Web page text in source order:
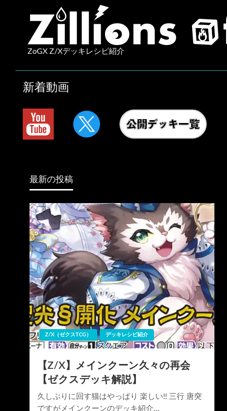
ZoGX Z/Xデッキレシピ紹介
新着動画
最新の投稿
Z/X（ゼクスTCG） デッキレシピ紹介
【Z/X】メインクーン久々の再会
【ゼクスデッキ解説】
久しぶりに回す猫はやっぱり 楽しい!! 三行 唐突
ですがメインクーンのデッキ紹介…